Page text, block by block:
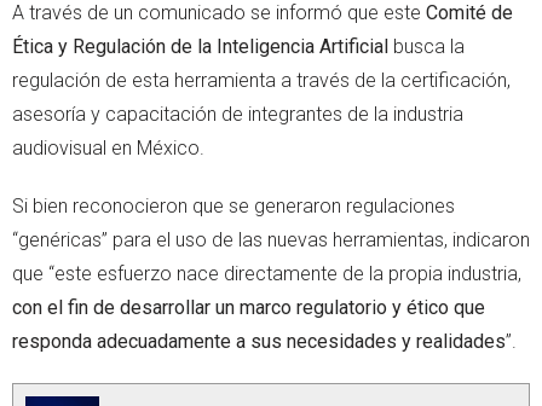
A través de un comunicado se informó que este Comité de
Ética y Regulación de la Inteligencia Artificial busca la
regulación de esta herramienta a través de la certificación,
asesoría y capacitación de integrantes de la industria
audiovisual en México.
Si bien reconocieron que se generaron regulaciones
“genéricas” para el uso de las nuevas herramientas, indicaron
que “este esfuerzo nace directamente de la propia industria,
con el fin de desarrollar un marco regulatorio y ético que
responda adecuadamente a sus necesidades y realidades”.